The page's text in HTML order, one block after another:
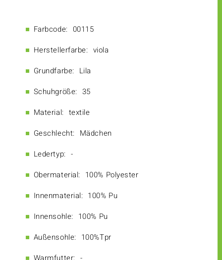
Farbcode: 00115
Herstellerfarbe: viola
Grundfarbe: Lila
Schuhgröße: 35
Material: textile
Geschlecht: Mädchen
Ledertyp: -
Obermaterial: 100% Polyester
Innenmaterial: 100% Pu
Innensohle: 100% Pu
Außensohle: 100%Tpr